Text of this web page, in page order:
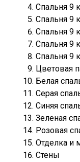
Спальня 9
Спальня 9
Спальня 9
Спальня 9
Спальня 9
Цветовая
Белая
Серая
Синяя
Зеленая
Розовая
Отделка и
Стены